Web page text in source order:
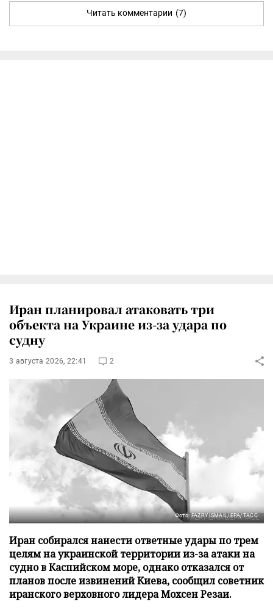
Читать комментарии (7)
Иран планировал атаковать три
объекта на Украине из-за удара по
судну
3 августа 2026, 22:41 2
Фото: FAZRY ISMAIL/EPA/ТАСС
Иран собирался нанести ответные удары по трем
целям на украинской территории из-за атаки на
судно в Каспийском море, однако отказался от
планов после извинений Киева, сообщил советник
иранского верховного лидера Мохсен Резаи.